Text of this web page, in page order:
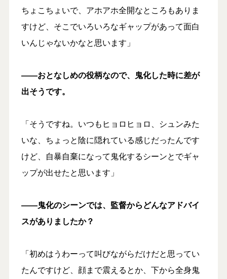
ちょこちょいで、アホアホ全開なところもありま
すけど、そこでいろいろなギャップがあって面白
いんじゃないかなと思います」
――おとなしめの役柄なので、鬼化した時に差が
出そうです。
「そうですね。いつもヒョロヒョロ、シュンみた
いな、ちょっと陰に隠れている感じだったんです
けど、自暴自棄になって鬼化するシーンとでギャ
ップが出せたと思います」
――鬼化のシーンでは、監督からどんなアドバイ
スがありましたか？
「初めはうわーって叫びながらだけだと思ってい
たんですけど、顔まで震えるとか、下から全身鬼